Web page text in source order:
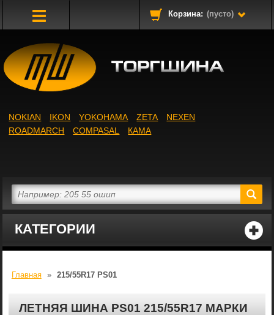
Корзина: (пусто)
КАТЕГОРИИ
NOKIAN IKON YOKOHAMA ZETA
NEXEN
ROADMARCH
COMPASAL КАМА
Главная » 215/55R17 PS01
ЛЕТНЯЯ ШИНА PS01 215/55R17 МАРКИ